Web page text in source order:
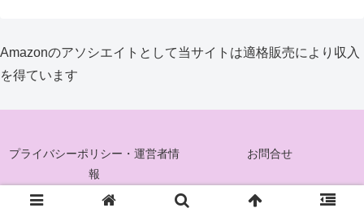
Amazonのアソシエイトとして当サイトは適格販売により収入
を得ています
プライバシーポリシー・運営者情
報
お問合せ
© 2025 花ぐるみ.